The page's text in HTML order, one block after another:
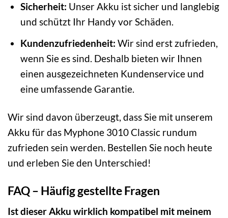
Sicherheit: Unser Akku ist sicher und langlebig
und schützt Ihr Handy vor Schäden.
Kundenzufriedenheit: Wir sind erst zufrieden,
wenn Sie es sind. Deshalb bieten wir Ihnen
einen ausgezeichneten Kundenservice und
eine umfassende Garantie.
Wir sind davon überzeugt, dass Sie mit unserem
Akku für das Myphone 3010 Classic rundum
zufrieden sein werden. Bestellen Sie noch heute
und erleben Sie den Unterschied!
FAQ – Häufig gestellte Fragen
Ist dieser Akku wirklich kompatibel mit meinem